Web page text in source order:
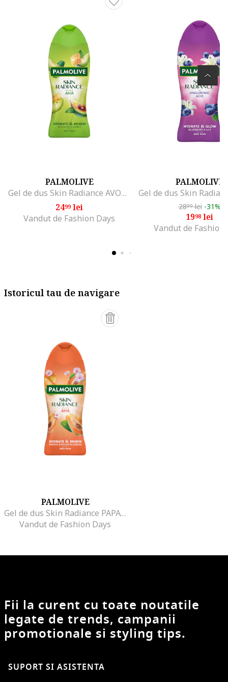
PALMOLIVE
Gel de dus Skin Radiance AVOCADO&HONEY, 500 ml
2499lei
Vandut de Fashion Days
PALMOLIVE
2899lei -31%
1998 lei
Vandut de Fashion
Istoricul tau de navigare
PALMOLIVE
Gel de dus Skin Radiance PAPAYA&PEACH, 500 ml
Vandut de Fashion Days
Fii la curent cu toate noutatile
legate de trends, campanii
promotionale si styling tips.
SUPORT SI ASISTENTA